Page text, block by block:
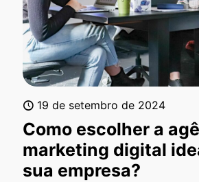
19 de setembro de 2024
Como escolher a
marketing digital
sua empresa?